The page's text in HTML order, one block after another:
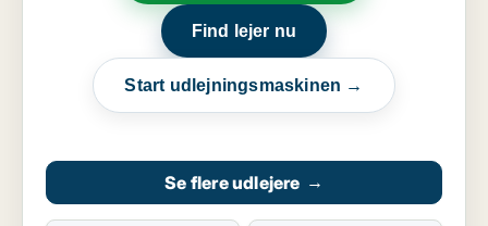
Find lejer nu
Start udlejningsmaskinen →
Se flere udlejere →